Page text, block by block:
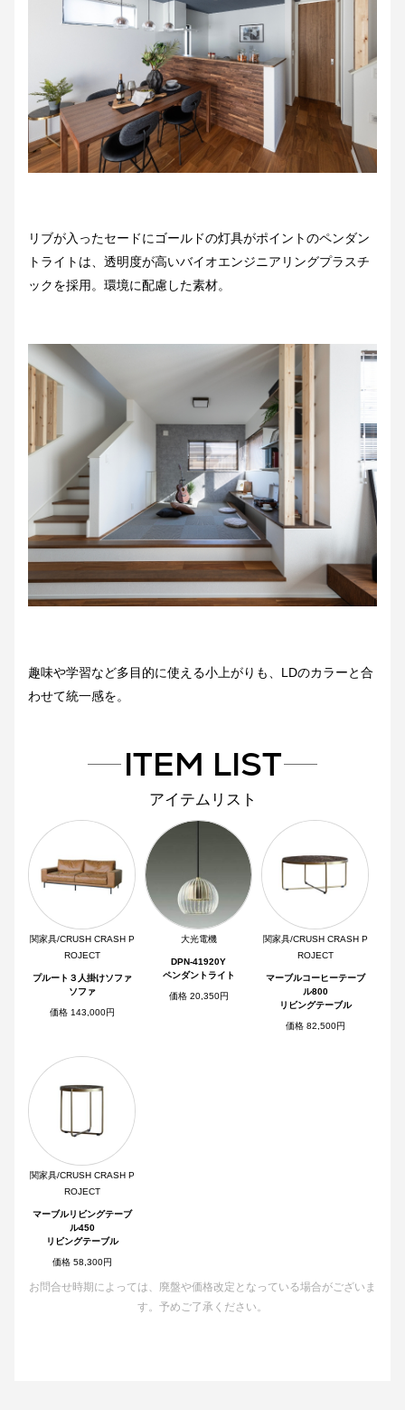
リブが入ったセードにゴールドの灯具がポイントのペンダン
トライトは、透明度が高いバイオエンジニアリングプラスチ
ックを採用。環境に配慮した素材。
趣味や学習など多目的に使える小上がりも、LDのカラーと合
わせて統一感を。
ITEM LIST
アイテムリスト
関家具/CRUSH CRASH P
ROJECT
プルート３人掛けソファ
ソファ
価格 143,000円
大光電機
DPN-41920Y
ペンダントライト
価格 20,350円
関家具/CRUSH CRASH P
ROJECT
マーブルコーヒーテーブ
ル800
リビングテーブル
価格 82,500円
関家具/CRUSH CRASH P
ROJECT
マーブルリビングテーブ
ル450
リビングテーブル
価格 58,300円
お問合せ時期によっては、廃盤や価格改定となっている場合がございま
す。予めご了承ください。